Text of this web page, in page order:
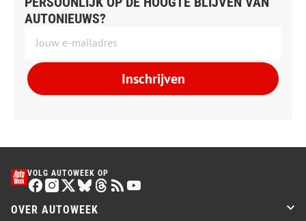
AUTONIEUWS?
Inschrijven
VOLG AUTOWEEK OP
OVER AUTOWEEK